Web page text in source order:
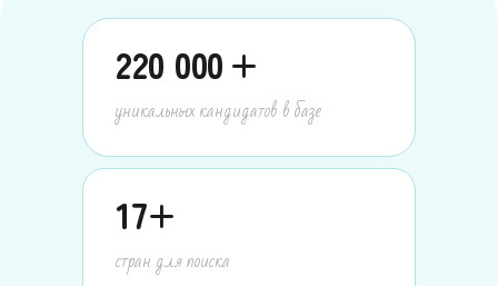
17
стран для поиска
220 000+
+
уникальных кандидатов в базе